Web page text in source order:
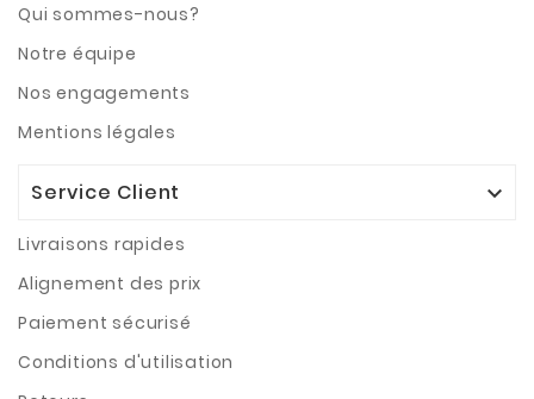
Qui sommes-nous?
Notre équipe
Nos engagements
Mentions légales
Service Client 
Livraisons rapides
Alignement des prix
Paiement sécurisé
Conditions d'utilisation